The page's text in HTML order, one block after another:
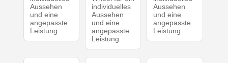
Aussehen
und eine
angepasste
Leistung.
individuelles
Aussehen
und eine
angepasste
Leistung.
Aussehen
und eine
angepasste
Leistung.